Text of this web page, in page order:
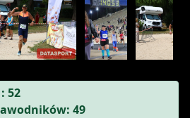
52
49